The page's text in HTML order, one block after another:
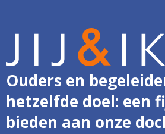
Ouders en
hetzelfde doel: een
bieden aan onze